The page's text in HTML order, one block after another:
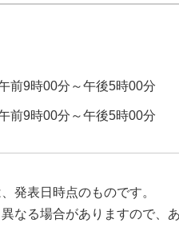
前9時00分～午後5時00分
前9時00分～午後5時00分
発表日時点のものです。
なる場合がありますので、